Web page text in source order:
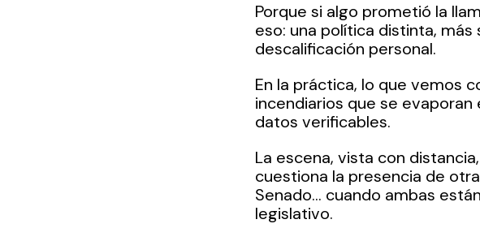
Porque si algo prometió la
eso: una política distinta,
descalificación personal.
En la práctica, lo que vemos
incendiarios que se
datos verificables.
La escena, vista con
cuestiona la presencia de
Senado… cuando ambas
legislativo.